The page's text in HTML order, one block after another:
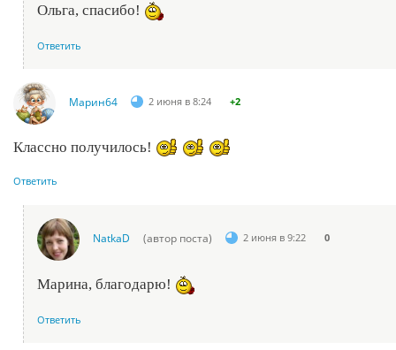
Ольга, спасибо!
Ответить
Марин64 2 июня в 8:24 +2
Классно получилось!
Ответить
NatkaD (автор поста) 2 июня в 9:22 0
Марина, благодарю!
Ответить